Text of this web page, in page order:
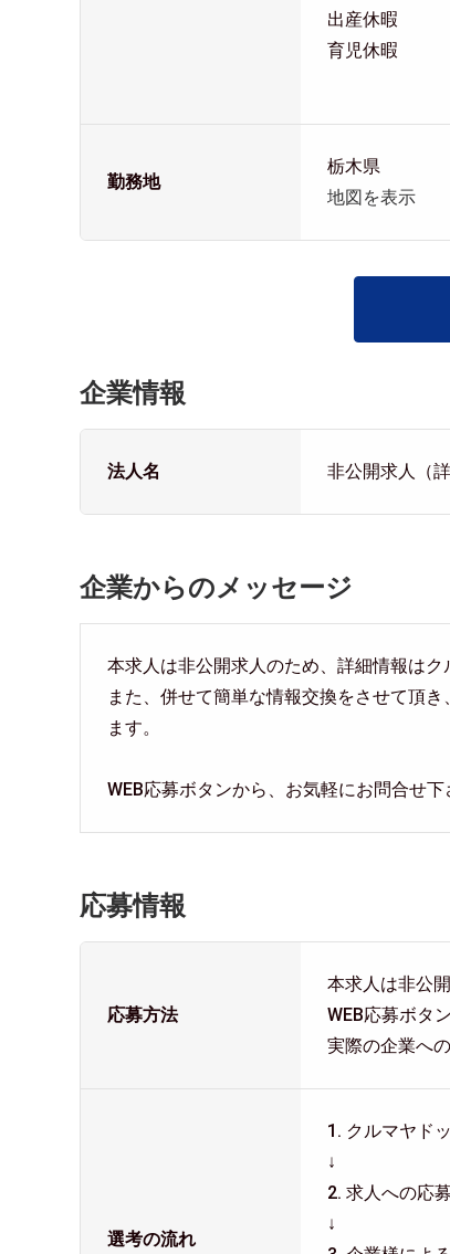
出産休暇
育児休暇
勤務地
栃木県
地図を表示
企業情報
法人名 非公開求人（
企業からのメッセージ
本求人は非公開求人のため、詳細情報は
また、併せて簡単な情報交換をさせて頂
ます。
WEB応募ボタンから、お気軽にお問合せ下
応募情報
応募方法
本求人は非公
WEB応募ボタ
実際の企業へ
選考の流れ
1. クルマヤド
↓
2. 求人への応
↓